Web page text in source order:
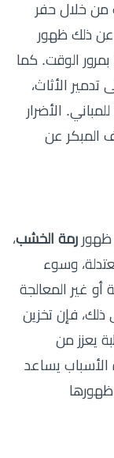
من خلال حفر
عن ذلك ظهور
الوقت. كما
الأثاث،
الأضرار
المبكر عن
ظهور رمة الخشب،
وسوء
غير المعالجة
ذلك، فإن تخزين
يعزز من
الأسباب يساعد
ظهورها